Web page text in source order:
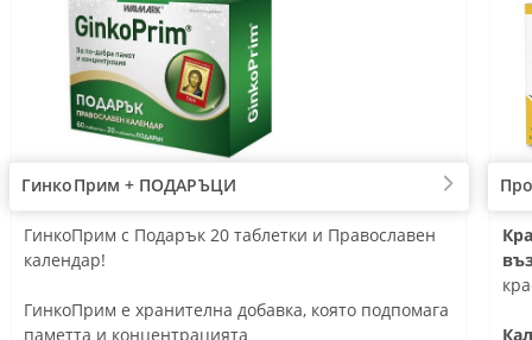
ГинкоПрим + ПОДАРЪЦИ
ГинкоПрим с Подарък 20 таблетки и Православен
календар!
ГинкоПрим е хранителна добавка, която подпомага
паметта и концентрацията
засегнатите места и подхранва
хрущял
на ставите
ставната подвижност и удължава
функциониране на простатата
1 таблетка на
Коприва и
Допринася
простата
Спомага за